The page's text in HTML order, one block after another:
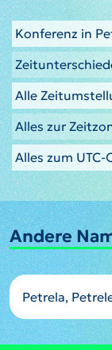
Konferenz in
Alle
Alles zur
Alles zum UTC-
Andere
Petrela,